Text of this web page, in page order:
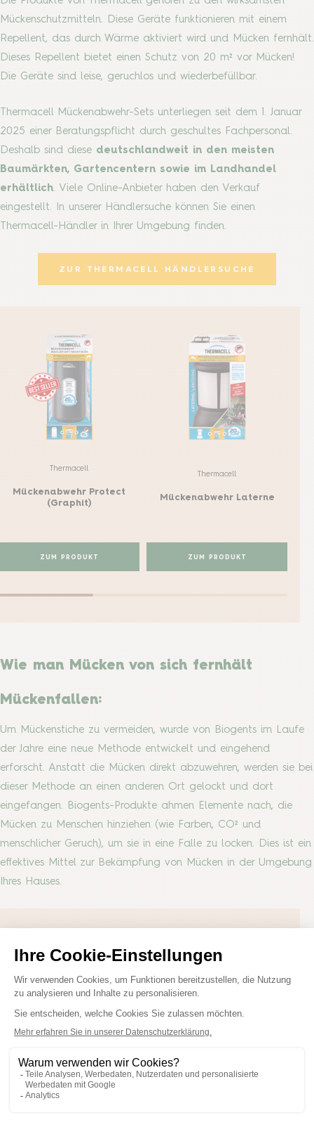
Mückenschutzmitteln. Diese Geräte funktionieren mit einem
Repellent, das durch Wärme aktiviert wird und Mücken fernhält.
Dieses Repellent bietet einen Schutz von 20 m² vor Mücken!
Die Geräte sind leise, geruchlos und wiederbefüllbar.
Thermacell Mückenabwehr-Sets unterliegen seit dem 1. Januar
2025 einer Beratungspflicht durch geschultes Fachpersonal.
Deshalb sind diese deutschlandweit in den meisten
Baumärkten, Gartencentern sowie im Landhandel
erhältlich. Viele Online-Anbieter haben den Verkauf
eingestellt. In unserer Händlersuche können Sie einen
Thermacell-Händler in Ihrer Umgebung finden.
ZUR THERMACELL HÄNDLERSUCHE
Thermacell
Mückenabwehr Protect
(Graphit)
ZUM PRODUKT
Thermacell
Mückenabwehr Laterne
ZUM PRODUKT
Wie man Mücken von sich fernhält
Mückenfallen:
Um Mückenstiche zu vermeiden, wurde von Biogents im Laufe
der Jahre eine neue Methode entwickelt und eingehend
erforscht. Anstatt die Mücken direkt abzuwehren, werden sie bei
dieser Methode an einen anderen Ort gelockt und dort
eingefangen. Biogents-Produkte ahmen Elemente nach, die
Mücken zu Menschen hinziehen (wie Farben, CO² und
menschlicher Geruch), um sie in eine Falle zu locken. Dies ist ein
effektives Mittel zur Bekämpfung von Mücken in der Umgebung
Ihres Hauses.
Biogents
BG-Mosquitaire CO₂
Mückenfalle
BG-Mosquitaire